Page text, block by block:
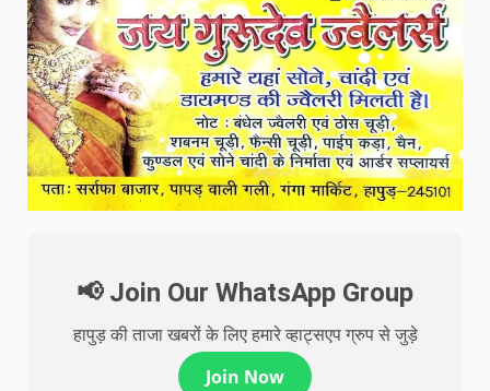
📢 Join Our WhatsApp Group
हापुड़ की ताजा खबरों के लिए हमारे व्हाट्सएप ग्रुप से जुड़े
Join Now